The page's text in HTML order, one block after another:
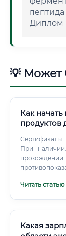
Диплом
💡 Может
Как начать
продуктов
Сертификаты
При
Читать статью
Какая